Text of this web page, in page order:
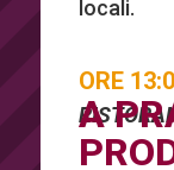
locali.
ORE
A